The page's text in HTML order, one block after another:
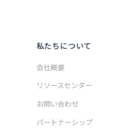
私たちについて
会社概要
リソースセンター
お問い合わせ
パートナーシップ